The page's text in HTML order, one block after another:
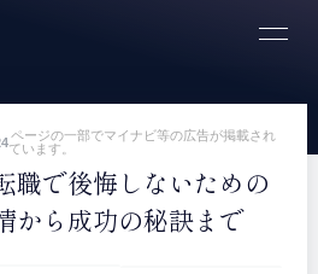
ページの一部でマイナビ等の広告が掲載され
ています。
職で後悔しないための
から成功の秘訣まで